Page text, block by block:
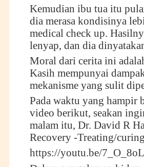
Kemudian ibu tua itu
dia merasa kondisinya
medical check up.
lenyap, dan dia
Moral dari cerita ini
Kasih mempunyai
mekanisme yang sulit
Pada waktu yang hampir
video berikut, seakan
malam itu, Dr. David R
Recovery -Treating/
https://youtu.be/